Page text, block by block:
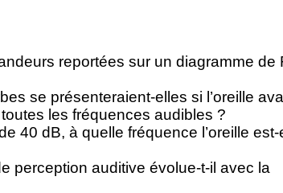
reportées sur un diagramme de
se présenteraient-elles si l’oreille
les fréquences audibles ?
40 dB, à quelle fréquence l’oreille est-
perception auditive évolue-t-il avec la